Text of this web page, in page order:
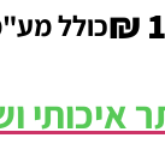
₪כולל
איכותי